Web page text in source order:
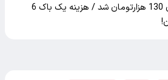
نرخ بنزین در تهران لیتری 130 هزارتومان شد / هزینه یک باک 6